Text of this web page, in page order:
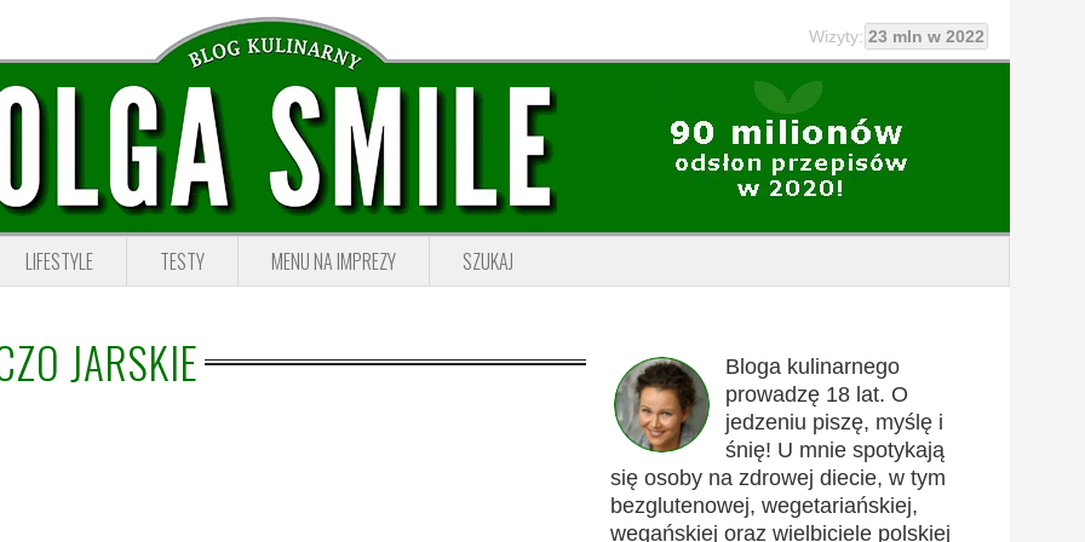
Wizyty: 23 mln w 2022
LIFESTYLE TESTY MENU NA IMPREZY SZUKAJ
JARSKIE
Bloga kulinarnego
prowadzę 18 lat. O
jedzeniu piszę, myślę i
śnię! U mnie spotykają
się osoby na zdrowej diecie, w tym
bezglutenowej, wegetariańskiej,
wegańskiej oraz wielbiciele polskiej